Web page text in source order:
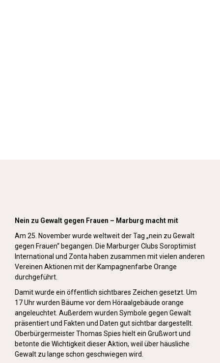
Nein zu Gewalt gegen Frauen – Marburg macht mit
Am 25. November wurde weltweit der Tag „nein zu Gewalt
gegen Frauen“ begangen. Die Marburger Clubs Soroptimist
International und Zonta haben zusammen mit vielen anderen
Vereinen Aktionen mit der Kampagnenfarbe Orange
durchgeführt.
Damit wurde ein öffentlich sichtbares Zeichen gesetzt. Um
17 Uhr wurden Bäume vor dem Höraalgebäude orange
angeleuchtet. Außerdem wurden Symbole gegen Gewalt
präsentiert und Fakten und Daten gut sichtbar dargestellt.
Oberbürgermeister Thomas Spies hielt ein Grußwort und
betonte die Wichtigkeit dieser Aktion, weil über häusliche
Gewalt zu lange schon geschwiegen wird.